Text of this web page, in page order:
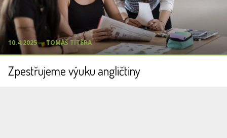
10.4.2025 ― TOMÁŠ TITĚRA
Zpestřujeme výuku angličtiny